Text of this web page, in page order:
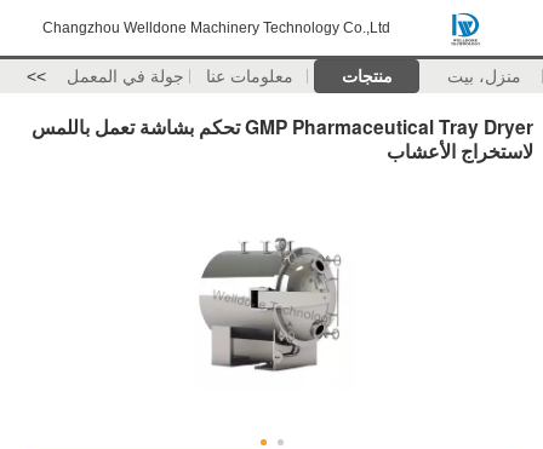
Changzhou Welldone Machinery Technology Co.,Ltd
منزل، بيت منتجات معلومات عنا جولة في المعمل >>
GMP Pharmaceutical Tray Dryer تحكم بشاشة تعمل باللمس
لاستخراج الأعشاب